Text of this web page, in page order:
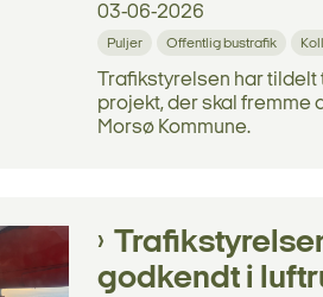
03-06-2026
Puljer Offentlig bustrafik
Trafikstyrelsen har tildelt
projekt, der skal fremme
Morsø Kommune.
godkendt i